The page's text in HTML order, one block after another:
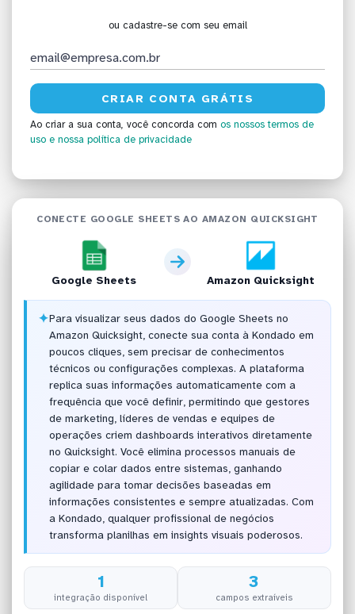
ou cadastre-se com seu email
Ao criar a sua conta, você concorda com os nossos termos de
uso e nossa política de privacidade
CONECTE GOOGLE SHEETS AO AMAZON QUICKSIGHT
Google Sheets Amazon Quicksight
✦Para visualizar seus dados do Google Sheets no
Amazon Quicksight, conecte sua conta à Kondado em
poucos cliques, sem precisar de conhecimentos
técnicos ou configurações complexas. A plataforma
replica suas informações automaticamente com a
frequência que você definir, permitindo que gestores
de marketing, líderes de vendas e equipes de
operações criem dashboards interativos diretamente
no Quicksight. Você elimina processos manuais de
copiar e colar dados entre sistemas, ganhando
agilidade para tomar decisões baseadas em
informações consistentes e sempre atualizadas. Com
a Kondado, qualquer profissional de negócios
transforma planilhas em insights visuais poderosos.
1
integração disponível
3
campos extraíveis